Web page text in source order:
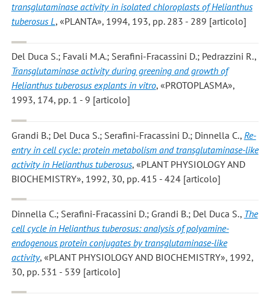
transglutaminase activity in isolated chloroplasts of Helianthus
tuberosus L, «PLANTA», 1994, 193, pp. 283 - 289 [articolo]
Del Duca S.; Favali M.A.; Serafini-Fracassini D.; Pedrazzini R.,
Transglutaminase activity during greening and growth of
Helianthus tuberosus explants in vitro, «PROTOPLASMA»,
1993, 174, pp. 1 - 9 [articolo]
Grandi B.; Del Duca S.; Serafini-Fracassini D.; Dinnella C., Re-
entry in cell cycle: protein metabolism and transglutaminase-like
activity in Helianthus tuberosus, «PLANT PHYSIOLOGY AND
BIOCHEMISTRY», 1992, 30, pp. 415 - 424 [articolo]
Dinnella C.; Serafini-Fracassini D.; Grandi B.; Del Duca S., The
cell cycle in Helianthus tuberosus: analysis of polyamine-
endogenous protein conjugates by transglutaminase-like
activity, «PLANT PHYSIOLOGY AND BIOCHEMISTRY», 1992,
30, pp. 531 - 539 [articolo]